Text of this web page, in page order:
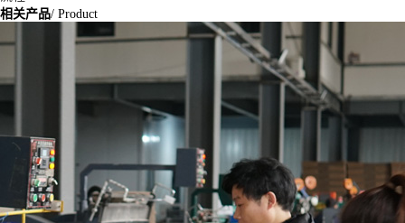
相关产品/ Product